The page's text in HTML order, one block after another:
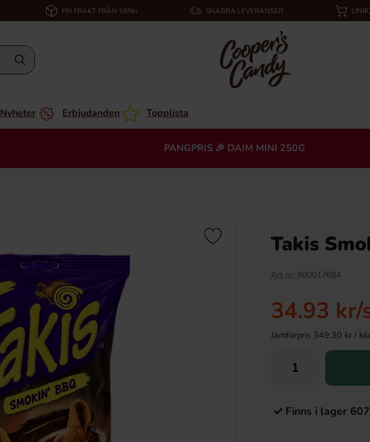
FRI FRAKT FRÅN 599kr SNABBA LEVERANSER
Nyheter Erbjudanden Topplista
PANGPRIS 🎉 DAIM MINI 250G
Takis
Art nr: 800017684
34.93 kr/
Jämförpris 349.30 kr /
Finns i lager